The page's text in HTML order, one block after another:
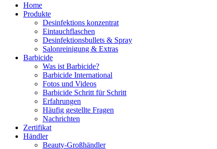
Home
Produkte
Desinfektions konzentrat
Eintauchflaschen
Desinfektionsbullets & Spray
Salonreinigung & Extras
Barbicide
Was ist Barbicide?
Barbicide International
Fotos und Videos
Barbicide Schritt für Schritt
Erfahrungen
Häufig gestellte Fragen
Nachrichten
Zertifikat
Händler
Beauty-Großhändler